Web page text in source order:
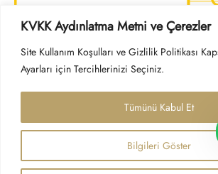
KVKK Aydınlatma Metni ve Çerezler
Site Kullanım Koşulları ve Gizlilik Politikası
Ayarları için Tercihlerinizi Seçiniz.
Bilgileri Göster
Tümünü Kabul Et
SOSYAL MEDYA
Çerez Politikası